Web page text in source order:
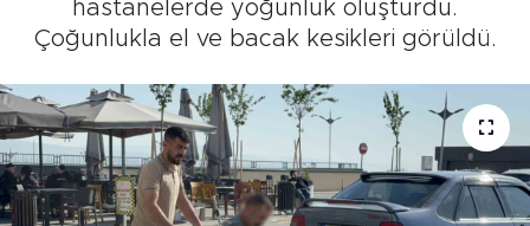
hastanelerde yoğunluk oluşturdu.
Çoğunlukla el ve bacak kesikleri görüldü.